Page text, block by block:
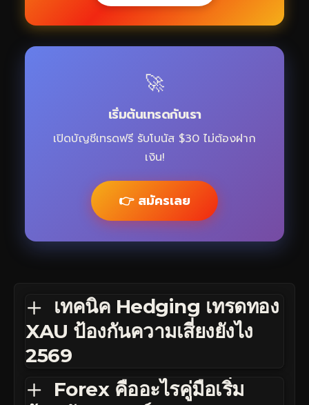
🚀
เริ่มต้นเทรดกับเรา
เปิดบัญชีเทรดฟรี รับโบนัส $30 ไม่ต้องฝาก
เงิน!
👉 สมัครเลย
เทคนิค Hedging เทรดทอง
XAU ป้องกันความเสี่ยงยังไง
2569
Forex คืออะไรคู่มือเริ่ม